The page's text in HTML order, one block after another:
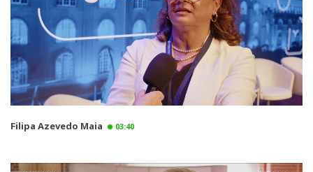
Filipa Azevedo Maia 03:40